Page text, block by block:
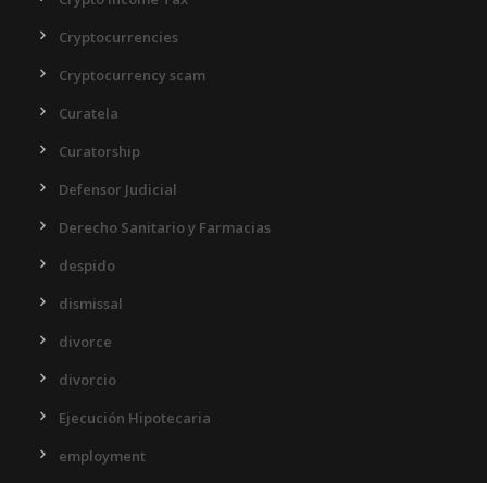
Cryptocurrencies
Cryptocurrency scam
Curatela
Curatorship
Defensor Judicial
Derecho Sanitario y Farmacias
despido
dismissal
divorce
divorcio
Ejecución Hipotecaria
employment